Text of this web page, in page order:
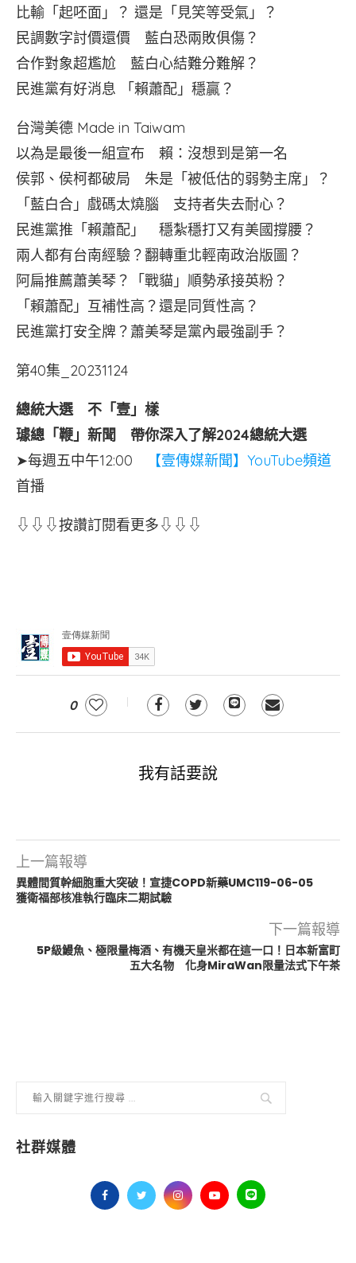
比輸「起呸面」？ 還是「見笑等受氣」？
民調數字討價還價 藍白恐兩敗俱傷？
合作對象超尷尬 藍白心結難分難解？
民進黨有好消息 「賴蕭配」穩贏？
台灣美德 Made in Taiwam
以為是最後一組宣布 賴：沒想到是第一名
侯郭、侯柯都破局 朱是「被低估的弱勢主席」？
「藍白合」戲碼太燒腦 支持者失去耐心？
民進黨推「賴蕭配」 穩紮穩打又有美國撐腰？
兩人都有台南經驗？翻轉重北輕南政治版圖？
阿扁推薦蕭美琴？「戰貓」順勢承接英粉？
「賴蕭配」互補性高？還是同質性高？
民進黨打安全牌？蕭美琴是黨內最強副手？
第40集_20231124
總統大選 不「壹」樣
璩總「鞭」新聞
帶你深入了解2024總統大選
➤每週五中午12:00
【壹傳媒新聞】YouTube頻道
首播
⇩⇩⇩按讚訂閱看更多⇩⇩⇩
0
我有話要說
上一篇報導
異體間質幹細胞重大突破！宣捷COPD新藥UMC119-06-05
獲衛福部核准執行臨床二期試驗
下一篇報導
5P級鰻魚、極限量梅酒、有機天皇米都在這一口！日本新富町
五大名物 化身MiraWan限量法式下午茶
社群媒體